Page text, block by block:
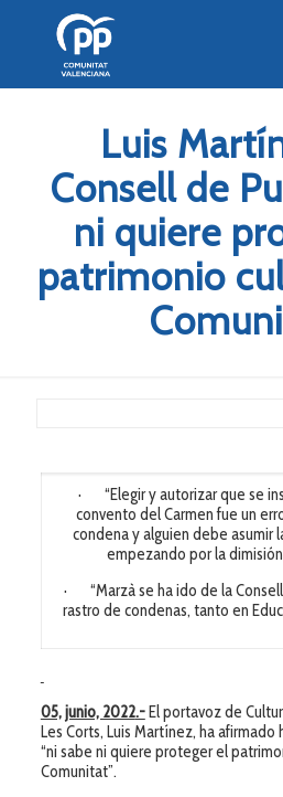
Luis
Consell de
ni quiere
patrimonio
· “Elegir y autorizar que se
convento del Carmen fue un
condena y alguien debe asumir
empezando por la
· “Marzà se ha ido de la
rastro de condenas, tanto en
05, junio, 2022.-El portavoz de
Les Corts, Luis Martínez, ha
“ni sabe ni quiere proteger el
Comunitat”.